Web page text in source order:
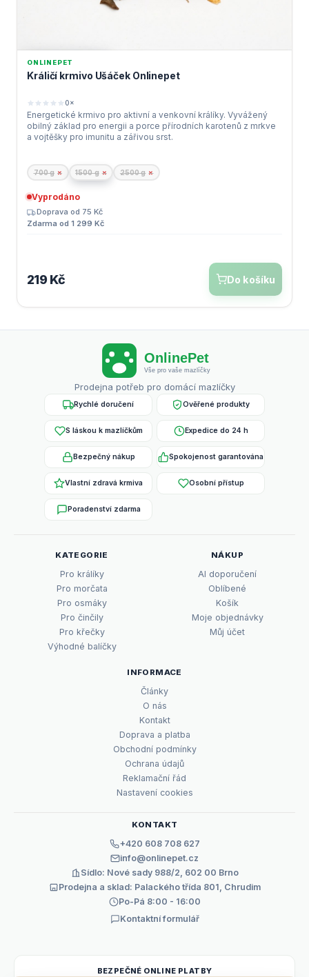
VYPRODÁNO
ONLINEPET
Králičí krmivo Ušáček Onlinepet
0×
Energetické krmivo pro aktivní a venkovní králíky. Vyvážený
obilný základ pro energii a porce přírodních karotenů z mrkve
a vojtěšky pro imunitu a zářivou srst.
700 g × 1500 g × 2500 g ×
Vyprodáno
Doprava od 75 Kč
Zdarma od 1 299 Kč
219 Kč Do košíku
Prodejna potřeb pro domácí mazlíčky
Rychlé doručení Ověřené produkty
S láskou k mazlíčkům Expedice do 24 h
Bezpečný nákup Spokojenost garantována
Vlastní zdravá krmiva Osobní přístup
Poradenství zdarma
KATEGORIE
Pro králíky
Pro morčata
Pro osmáky
Pro činčily
Pro křečky
Výhodné balíčky
NÁKUP
AI doporučení
Oblíbené
Košík
Moje objednávky
Můj účet
INFORMACE
Články
O nás
Kontakt
Doprava a platba
Obchodní podmínky
Ochrana údajů
Reklamační řád
Nastavení cookies
KONTAKT
+420 608 708 627
info@onlinepet.cz
Sídlo: Nové sady 988/2, 602 00 Brno
Prodejna a sklad: Palackého třída 801, Chrudim
Po-Pá 8:00 - 16:00
Kontaktní formulář
BEZPEČNÉ ONLINE PLATBY